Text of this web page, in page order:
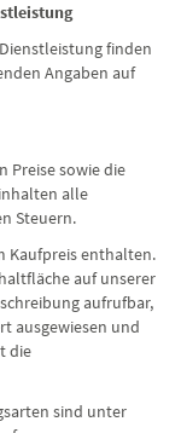
finden
Angaben auf
Preise sowie die
alle
Steuern.
Kaufpreis enthalten.
auf unserer
aufrufbar,
ausgewiesen und
die
sind unter